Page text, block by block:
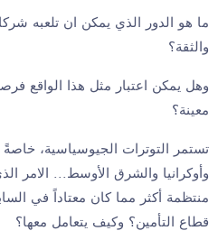
ما هو الدور الذي يمكن ان تلعبه
والثقة؟
وهل يمكن اعتبار مثل هذا الواقع
معينة؟
وأوكرانيا والشرق الأوسط... الامر
منتظمة أكثر مما كان معتاداً في
قطاع التأمين؟ وكيف يتعامل معها؟